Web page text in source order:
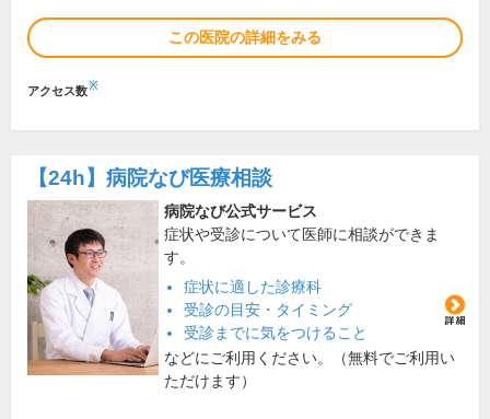
この医院の詳細をみる
アクセス数※
【24h】 病院なび医療相談
病院なび公式サービス
症状や受診について医師に相談ができま
す。
症状に適した診療科
受診の目安・タイミング
受診までに気をつけること
などにご利用ください。（無料でご利用い
ただけます）